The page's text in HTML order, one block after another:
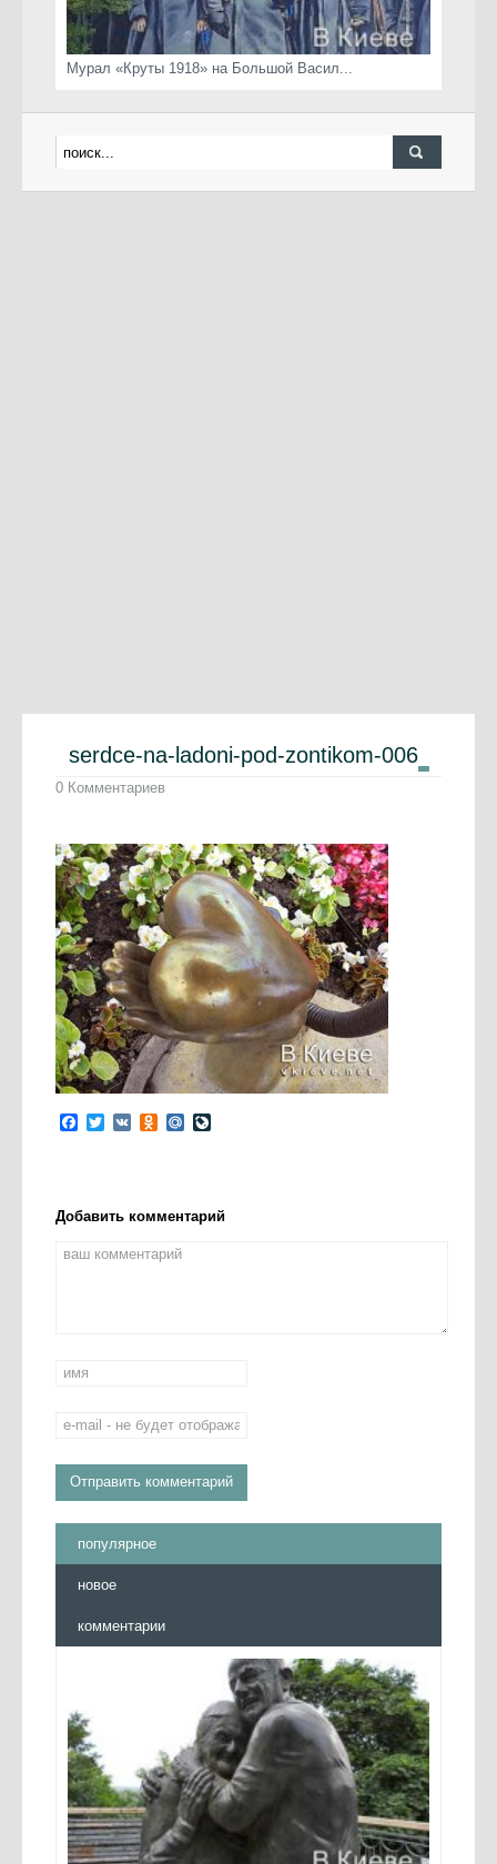
Мурал «Круты 1918» на Большой Васил...
serdce-na-ladoni-pod-zontikom-006
0 Комментариев
Facebook
Twitter
VK Odnoklassniki
Mail.Ru
Добавить комментарий
популярное
новое
комментарии